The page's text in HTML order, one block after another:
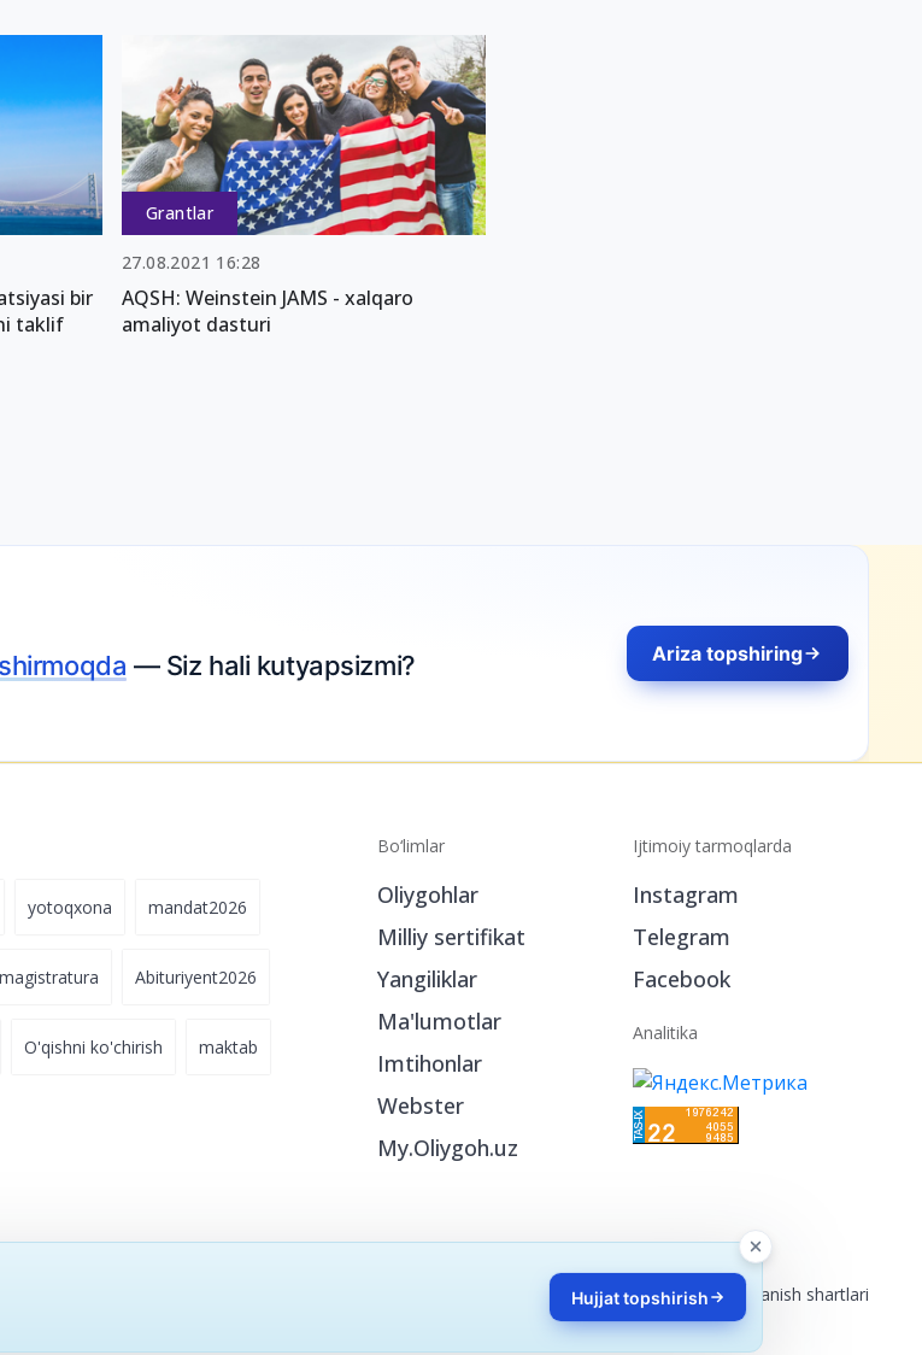
bir
taklif
Grantlar
27.08.2021 16:28
AQSH: Weinstein JAMS - xalqaro
amaliyot dasturi
— Siz hali kutyapsizmi? Ariza topshiring
yotoqxona mandat2026
magistratura Abituriyent2026
O'qishni ko'chirish maktab
Bo‘limlar
Oliygohlar
Milliy sertifikat
Yangiliklar
Ma'lumotlar
Imtihonlar
Webster
My.Oliygoh.uz
Ijtimoiy tarmoqlarda
Instagram
Telegram
Facebook
Analitika
Reklama/Foydalanish shartlari
Hujjat topshirish